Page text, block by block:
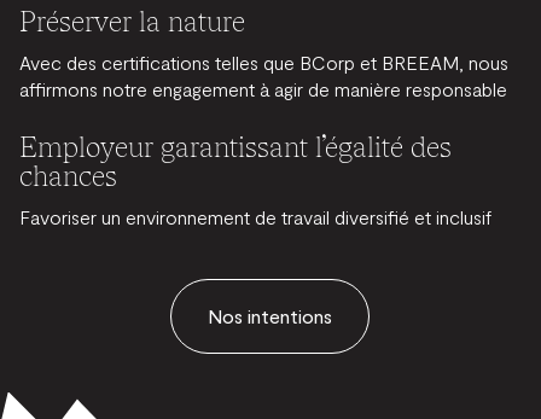
Préserver la nature
Avec des certifications telles que BCorp et BREEAM, nous
affirmons notre engagement à agir de manière responsable
Employeur garantissant l’égalité des
chances
Favoriser un environnement de travail diversifié et inclusif
Nos intentions